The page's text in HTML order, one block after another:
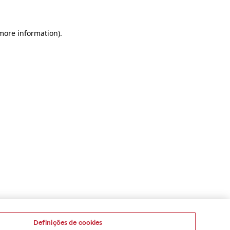
information).
Definições de cookies